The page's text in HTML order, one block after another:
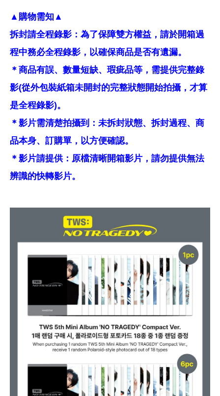
▲購物需知▲
拆封請全程錄影：為了保障雙方權益，請於開箱過
程中務必全程錄影，以確保商品是否有遺漏。
＊商品有誤、數量短缺、瑕疵品等，需提供完整錄
影(從外包裝紙箱未開封的完整狀態開始拍攝，才算
是全程錄影)。
＊影片需清楚拍攝到：未拆封狀態、拆封過程、商
品本身、訂購單，以方便確認。
＊影片請提供：原檔清晰開箱影片，請勿提供無法
辨識的快轉影片。